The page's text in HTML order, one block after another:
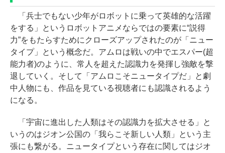
「兵士でもない少年がロボットに乗って英雄的な活躍
をする」というロボットアニメならではの要素に“説得
力”をもたらすためにクローズアップされたのが「ニュー
タイプ」という概念だ。アムロは戦いの中でエスパー(超
能力者)のように、常人を超えた認識力を発揮し強敵を撃
退していく。そして「アムロこそニュータイプだ」と劇
中人物にも、作品を見ている視聴者にも認識されるよう
になる。
「宇宙に進出した人類はその認識力を拡大させる」と
いうのはジオン公国の「我らこそ新しい人類」という主
張にも繋がる。ニュータイプという存在に関してはジオ